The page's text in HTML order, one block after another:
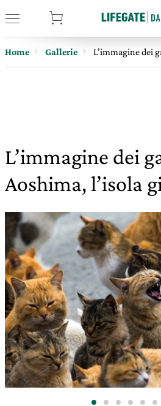
Home Gallerie L’immagine dei
L’immagine dei
Aoshima, l’isola